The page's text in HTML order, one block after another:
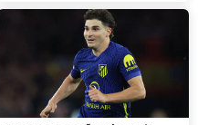
Serum Vaseline Gluta-Hya
Dưỡng Da Sáng Mịn Sau 7
150.000đ
141.000đ